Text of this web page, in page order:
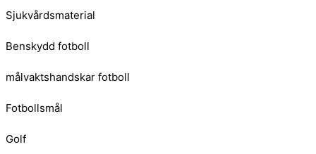
Sjukvårdsmaterial
Benskydd fotboll
målvaktshandskar fotboll
Fotbollsmål
Golf